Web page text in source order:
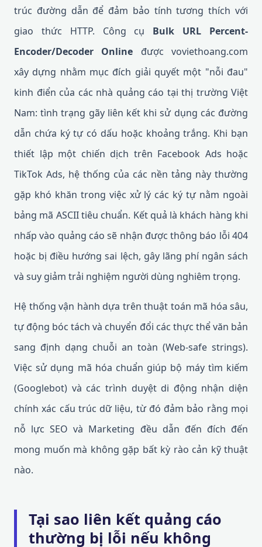
trúc đường dẫn để đảm bảo tính tương thích với
giao thức HTTP. Công cụ Bulk URL Percent-
Encoder/Decoder Online được voviethoang.com
xây dựng nhằm mục đích giải quyết một "nỗi đau"
kinh điển của các nhà quảng cáo tại thị trường Việt
Nam: tình trạng gãy liên kết khi sử dụng các đường
dẫn chứa ký tự có dấu hoặc khoảng trắng. Khi bạn
thiết lập một chiến dịch trên Facebook Ads hoặc
TikTok Ads, hệ thống của các nền tảng này thường
gặp khó khăn trong việc xử lý các ký tự nằm ngoài
bảng mã ASCII tiêu chuẩn. Kết quả là khách hàng khi
nhấp vào quảng cáo sẽ nhận được thông báo lỗi 404
hoặc bị điều hướng sai lệch, gây lãng phí ngân sách
và suy giảm trải nghiệm người dùng nghiêm trọng.
Hệ thống vận hành dựa trên thuật toán mã hóa sâu,
tự động bóc tách và chuyển đổi các thực thể văn bản
sang định dạng chuỗi an toàn (Web-safe strings).
Việc sử dụng mã hóa chuẩn giúp bộ máy tìm kiếm
(Googlebot) và các trình duyệt di động nhận diện
chính xác cấu trúc dữ liệu, từ đó đảm bảo rằng mọi
nỗ lực SEO và Marketing đều dẫn đến đích đến
mong muốn mà không gặp bất kỳ rào cản kỹ thuật
nào.
Tại sao liên kết quảng cáo
thường bị lỗi nếu không